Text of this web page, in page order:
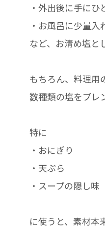
・外出後に手にひ
・お風呂に少量入
など、お清め塩と
もちろん、料理用
数種類の塩をブレ
特に
・おにぎり
・天ぷら
・スープの隠し味
に使うと、素材本